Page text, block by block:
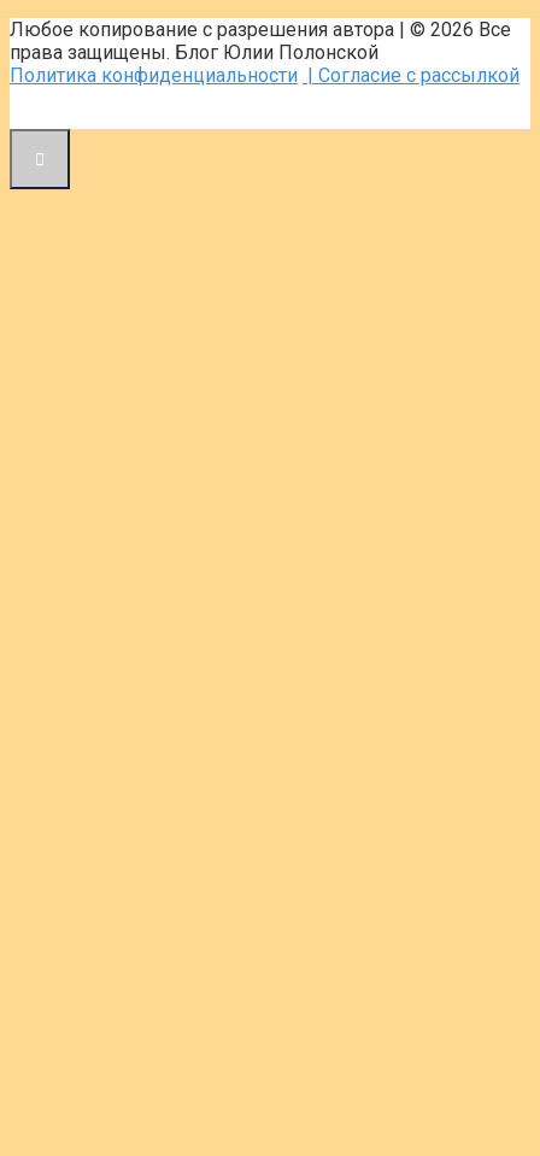
Любое копирование с разрешения автора | © 2026 Все
права защищены. Блог Юлии Полонской
Политика конфиденциальности | Согласие с рассылкой